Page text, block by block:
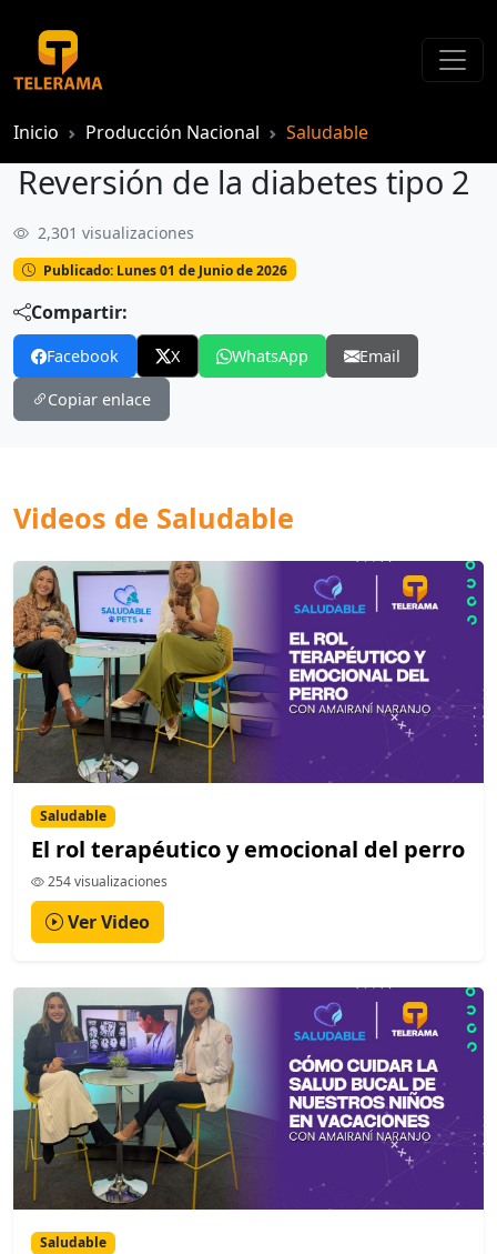
Inicio Producción Nacional Saludable
Reversión de la diabetes tipo 2
Reversión de la diabetes tipo 2
2,301 visualizaciones
Publicado: Lunes 01 de Junio de 2026
Compartir:
Facebook X WhatsApp Email
Copiar enlace
Videos de Saludable
Saludable
El rol terapéutico y emocional del perro
254 visualizaciones
Ver Video
Saludable